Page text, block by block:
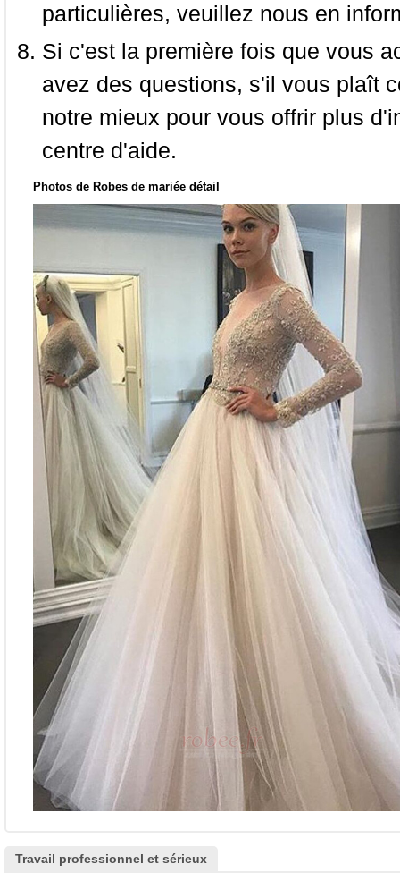
particulières, veuillez nous en
Si c'est la première fois que vous
avez des questions, s'il vous plaît
notre mieux pour vous offrir plus
centre d'aide.
Photos de Robes de mariée détail
Travail professionnel et sérieux